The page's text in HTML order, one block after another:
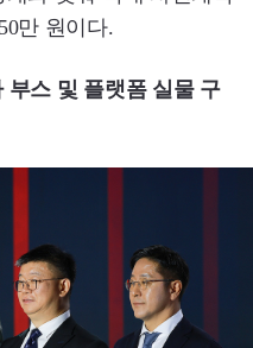
만 원이다.
스 및 플랫폼 실물 구